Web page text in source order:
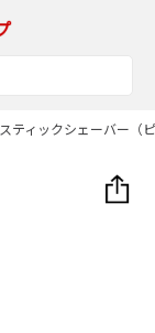
スティックシェーバー